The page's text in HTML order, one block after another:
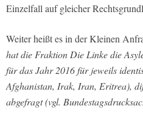
Einzelfall auf gleicher
Weiter heißt es in der Kleinen
hat die Fraktion Die Linke die
für das Jahr 2016 für jeweils
Afghanistan, Irak, Iran, Eritrea),
abgefragt (vgl.